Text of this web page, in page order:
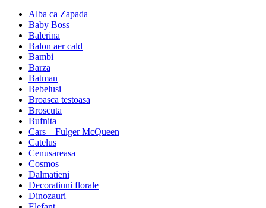
Alba ca Zapada
Baby Boss
Balerina
Balon aer cald
Bambi
Barza
Batman
Bebelusi
Broasca testoasa
Broscuta
Bufnita
Cars – Fulger McQueen
Catelus
Cenusareasa
Cosmos
Dalmatieni
Decoratiuni florale
Dinozauri